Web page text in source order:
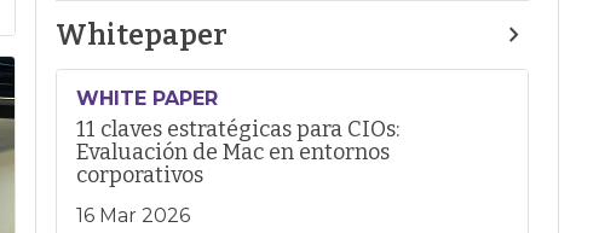
Whitepaper
WHITE PAPER
11 claves estratégicas para CIOs:
Evaluación de Mac en entornos
corporativos
16 Mar 2026